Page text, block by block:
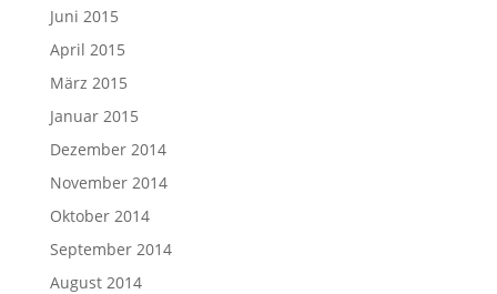
Juni 2015
April 2015
März 2015
Januar 2015
Dezember 2014
November 2014
Oktober 2014
September 2014
August 2014